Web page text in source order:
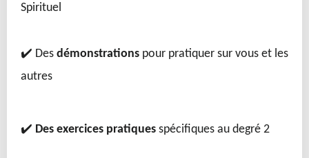
Spirituel
✔️ Des démonstrations pour pratiquer sur vous et les
autres
✔️ Des exercices pratiques spécifiques au degré 2